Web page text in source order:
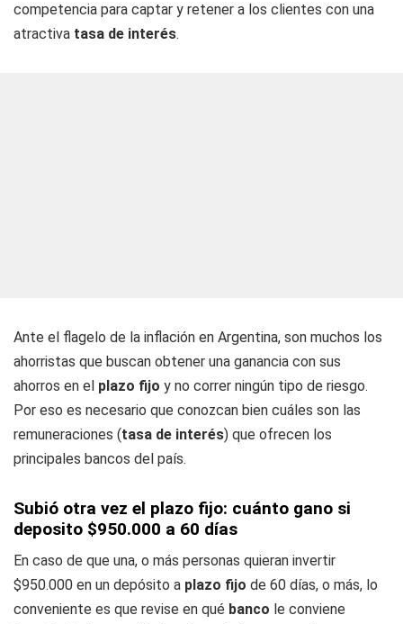
competencia para captar y retener a los clientes con una
atractiva tasa de interés.
Ante el flagelo de la inflación en Argentina, son muchos los
ahorristas que buscan obtener una ganancia con sus
ahorros en el plazo fijo y no correr ningún tipo de riesgo.
Por eso es necesario que conozcan bien cuáles son las
remuneraciones (tasa de interés) que ofrecen los
principales bancos del país.
Subió otra vez el plazo fijo: cuánto gano si
deposito $950.000 a 60 días
En caso de que una, o más personas quieran invertir
$950.000 en un depósito a plazo fijo de 60 días, o más, lo
conveniente es que revise en qué banco le conviene